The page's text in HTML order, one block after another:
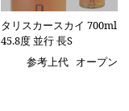
タリスカースカイ 700ml
45.8度 並行 長S
参考上代 オープン